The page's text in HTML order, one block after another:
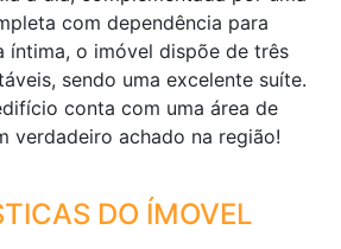
com dependência para
íntima, o imóvel dispõe de três
sendo uma excelente suíte.
conta com uma área de
verdadeiro achado na região!
DO ÍMOVEL